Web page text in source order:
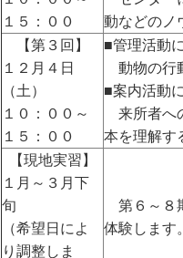
１５：００
動などのノ
【第３回】
１２月４日
（土）
１０：００～
１５：００
■管理活動
動物の行
■案内活動
来所者へ
本を理解す
【現地実習】
１月～３月下
旬
（希望日によ
り調整しま
第６～８
体験します。